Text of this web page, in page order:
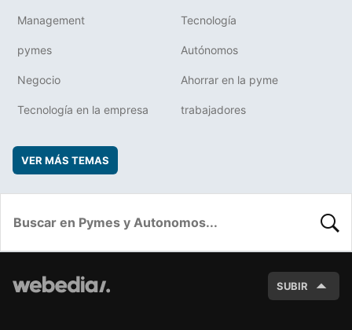
Management Tecnología
pymes Autónomos
Negocio Ahorrar en la pyme
Tecnología en la empresa trabajadores
VER MÁS TEMAS
SUBIR